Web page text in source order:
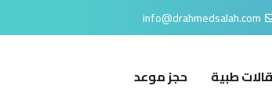
info@drahmedsalah.com
طبية حجز موعد